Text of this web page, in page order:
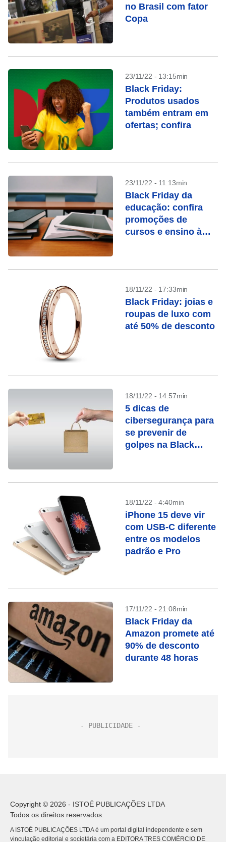
no Brasil com fator
Copa
23/11/22 - 13:15min
Black Friday:
Produtos usados
também entram em
ofertas; confira
23/11/22 - 11:13min
Black Friday da
educação: confira
promoções de
cursos e ensino à
18/11/22 - 17:33min
Black Friday: joias e
roupas de luxo com
até 50% de desconto
18/11/22 - 14:57min
5 dicas de
cibersegurança para
se prevenir de
golpes na Black
18/11/22 - 4:40min
iPhone 15 deve vir
com USB-C diferente
entre os modelos
padrão e Pro
17/11/22 - 21:08min
Black Friday da
Amazon promete até
90% de desconto
durante 48 horas
Copyright © 2026 - ISTOÉ PUBLICAÇÕES LTDA
Todos os direitos reservados.
A ISTOÉ PUBLICAÇÕES LTDA é um portal digital independente e sem
vinculação editorial e societária com a EDITORA TRES COMÉRCIO DE